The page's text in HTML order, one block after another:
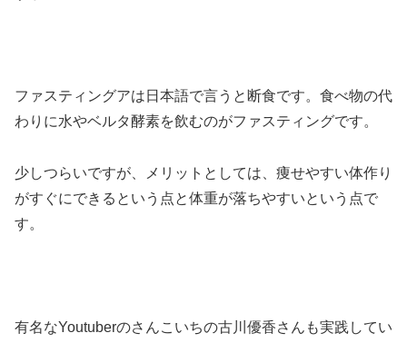
ファスティングアは日本語で言うと断食です。食べ物の代
わりに水やベルタ酵素を飲むのがファスティングです。
少しつらいですが、メリットとしては、痩せやすい体作り
がすぐにできるという点と体重が落ちやすいという点で
す。
有名なYoutuberのさんこいちの古川優香さんも実践してい